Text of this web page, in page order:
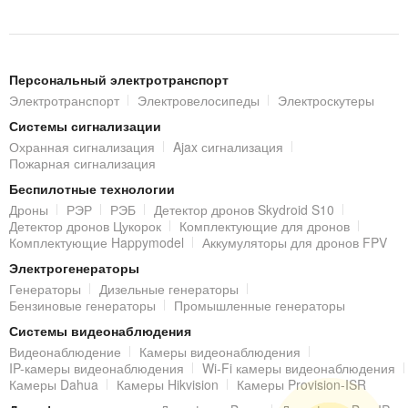
видеорегистратора Dahua DHI-NVR5216-EI
Сетевой видеорегистратор обладает следующими
интеллектуальными (AI) функциями:
охрана периметра:
4 канала защиты периметра;
распознавание человека / транспортного средства
по пересечению линии и вторжению;
автоматическая фильтрация ложных тревог,
вызванных животными, шорохом листья, ярким
светом и т. д.;
распознавание лиц в режиме реального времени:
2 канала распознавания лиц по видеопотоку;
поиск до 12 изображений лица одновременно;
фильтрация черт лица в режиме реального
Персональный электротранспорт
Электротранспорт
Электровелосипеды
Электроскутеры
Системы сигнализации
Охранная сигнализация
Ajax сигнализация
Пожарная сигнализация
Беспилотные технологии
Дроны
РЭР РЭБ
Детектор дронов Skydroid S10
Детектор дронов Цукорок
Комплектующие для дронов
Комплектующие Happymodel
Аккумуляторы для дронов FPV
Электрогенераторы
Генераторы
Дизельные генераторы
Бензиновые генераторы
Промышленные генераторы
Системы видеонаблюдения
Видеонаблюдение
Камеры видеонаблюдения
IP-камеры видеонаблюдения
Wi-Fi камеры видеонаблюдения
Камеры Dahua
Камеры Hikvision
Камеры Provision-ISR